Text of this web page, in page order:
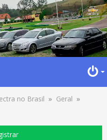
no Brasil » Geral »